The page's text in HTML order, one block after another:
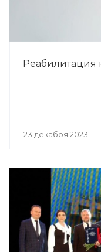
Реабилитация
23 декабря 2023